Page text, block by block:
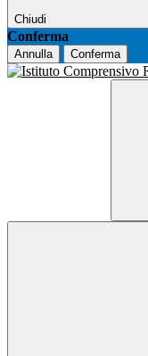
Chiudi
Conferma
Annulla Conferma